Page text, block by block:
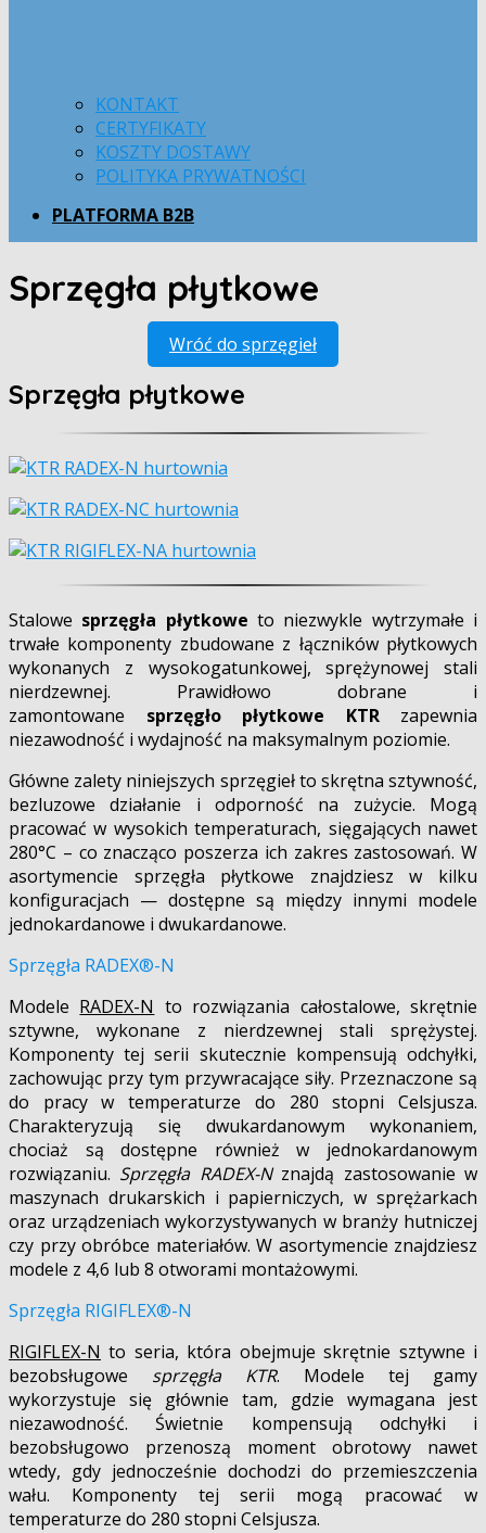
KONTAKT
CERTYFIKATY
KOSZTY DOSTAWY
POLITYKA PRYWATNOŚCI
PLATFORMA B2B
Sprzęgła płytkowe
Wróć do sprzęgieł
Sprzęgła płytkowe
Stalowe sprzęgła płytkowe to niezwykle wytrzymałe i
trwałe komponenty zbudowane z łączników płytkowych
wykonanych z wysokogatunkowej, sprężynowej stali
nierdzewnej. Prawidłowo dobrane i
zamontowane sprzęgło płytkowe KTRzapewnia
niezawodność i wydajność na maksymalnym poziomie.
Główne zalety niniejszych sprzęgieł to skrętna sztywność,
bezluzowe działanie i odporność na zużycie. Mogą
pracować w wysokich temperaturach, sięgających nawet
280°C – co znacząco poszerza ich zakres zastosowań. W
asortymencie sprzęgła płytkowe znajdziesz w kilku
konfiguracjach — dostępne są między innymi modele
jednokardanowe i dwukardanowe.
Sprzęgła RADEX®-N
Modele RADEX-N to rozwiązania całostalowe, skrętnie
sztywne, wykonane z nierdzewnej stali sprężystej.
Komponenty tej serii skutecznie kompensują odchyłki,
zachowując przy tym przywracające siły. Przeznaczone są
do pracy w temperaturze do 280 stopni Celsjusza.
Charakteryzują się dwukardanowym wykonaniem,
chociaż są dostępne również w jednokardanowym
rozwiązaniu. Sprzęgła RADEX-Nznajdą zastosowanie w
maszynach drukarskich i papierniczych, w sprężarkach
oraz urządzeniach wykorzystywanych w branży hutniczej
czy przy obróbce materiałów. W asortymencie znajdziesz
modele z 4,6 lub 8 otworami montażowymi.
Sprzęgła RIGIFLEX®-N
RIGIFLEX-N to seria, która obejmuje skrętnie sztywne i
bezobsługowe sprzęgła KTR. Modele tej gamy
wykorzystuje się głównie tam, gdzie wymagana jest
niezawodność. Świetnie kompensują odchyłki i
bezobsługowo przenoszą moment obrotowy nawet
wtedy, gdy jednocześnie dochodzi do przemieszczenia
wału. Komponenty tej serii mogą pracować w
temperaturze do 280 stopni Celsjusza.